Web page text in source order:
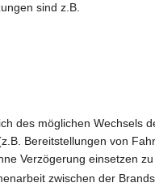
sind z.B.
des möglichen Wechsels
Bereitstellungen von
Verzögerung einsetzen
zwischen der